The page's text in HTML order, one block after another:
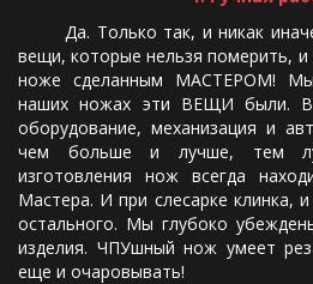
Да. Только так, и никак
вещи, которые нельзя померить,
ноже сделанным МАСТЕРОМ!
наших ножах эти ВЕЩИ были.
оборудование, механизация и
чем больше и лучше, тем
изготовления нож всегда
Мастера. И при слесарке клинка,
остального. Мы глубоко
изделия. ЧПУшный нож умеет
еще и очаровывать!